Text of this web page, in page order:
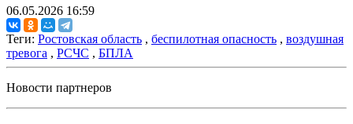
06.05.2026 16:59
Теги: Ростовская область , беспилотная опасность , воздушная
тревога , РСЧС , БПЛА
Новости партнеров